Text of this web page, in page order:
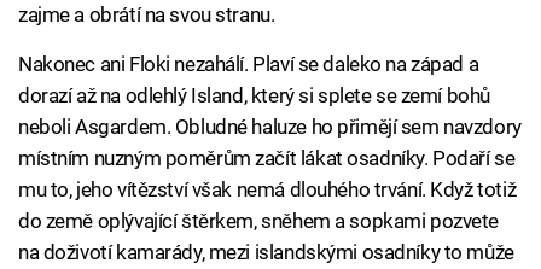
zajme a obrátí na svou stranu.
Nakonec ani Floki nezahálí. Plaví se daleko na západ a
dorazí až na odlehlý Island, který si splete se zemí bohů
neboli Asgardem. Obludné haluze ho přimějí sem navzdory
místním nuzným poměrům začít lákat osadníky. Podaří se
mu to, jeho vítězství však nemá dlouhého trvání. Když totiž
do země oplývající štěrkem, sněhem a sopkami pozvete
na doživotí kamarády, mezi islandskými osadníky to může